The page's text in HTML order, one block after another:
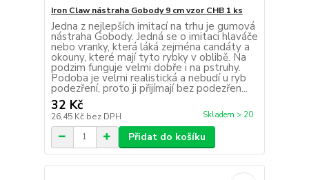
Iron Claw nástraha Gobody 9 cm vzor CHB 1 ks
Jedna z nejlepších imitací na trhu je gumová
nástraha Gobody. Jedná se o imitaci hlaváče
nebo vranky, která láká zejména candáty a
okouny, které mají tyto rybky v oblibě. Na
podzim funguje velmi dobře i na pstruhy.
Podoba je velmi realistická a nebudí u ryb
podezření, proto ji přijímají bez podezřen...
32 Kč
26,45 Kč bez DPH Skladem > 20
Přidat do košíku